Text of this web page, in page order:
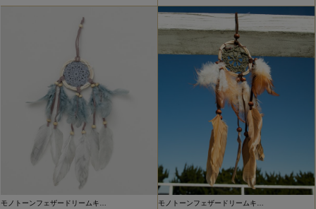
モノトーンフェザードリームキ… モノトーンフェザードリームキ…